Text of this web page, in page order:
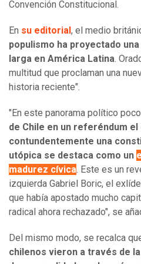
Convención Constitucional.
En su editorial , el medio
populismo ha proyectado
larga en América Latina.
multitud que proclaman una
historia reciente".
"En este panorama político
de Chile en un referéndum
contundentemente una
utópica se destaca como un
madurez cívica. Este es un
izquierda Gabriel Boric, el
que había apostado mucho
radical ahora rechazado", se
Del mismo modo, se recalca
chilenos vieron a través de